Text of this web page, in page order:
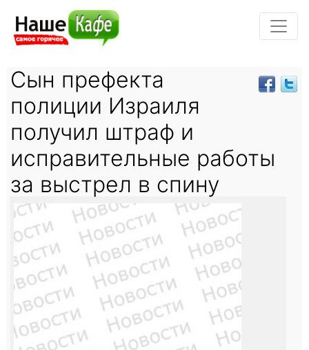
Сын префекта
полиции Израиля
получил штраф и
исправительные работы
за выстрел в спину